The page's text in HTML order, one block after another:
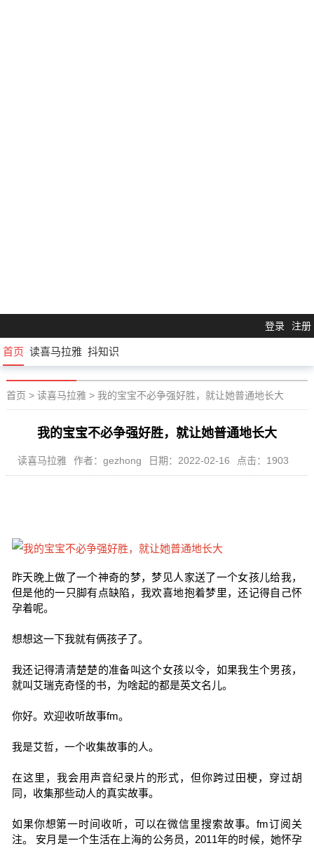
登录 注册
首页 读喜马拉雅 抖知识
首页 > 读喜马拉雅> 我的宝宝不必争强好胜，就让她普通地长大
我的宝宝不必争强好胜，就让她普通地长大
读喜马拉雅 作者：gezhong 日期：2022-02-16 点击：1903
昨天晚上做了一个神奇的梦，梦见人家送了一个女孩儿给我，
但是他的一只脚有点缺陷，我欢喜地抱着梦里，还记得自己怀
孕着呢。
想想这一下我就有俩孩子了。
我还记得清清楚楚的准备叫这个女孩以令，如果我生个男孩，
就叫艾瑞克奇怪的书，为啥起的都是英文名儿。
你好。欢迎收听故事fm。
我是艾哲，一个收集故事的人。
在这里，我会用声音纪录片的形式，但你跨过田梗，穿过胡
同，收集那些动人的真实故事。
如果你想第一时间收听，可以在微信里搜索故事。fm订阅关
注。 安月是一个生活在上海的公务员，2011年的时候，她怀孕